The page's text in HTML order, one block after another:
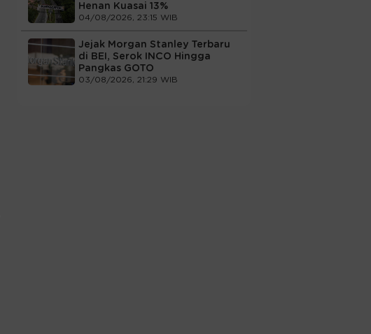
Henan Kuasai 13%
04/08/2026, 23:15 WIB
Jejak Morgan Stanley Terbaru
di BEI, Serok INCO Hingga
Pangkas GOTO
03/08/2026, 21:29 WIB